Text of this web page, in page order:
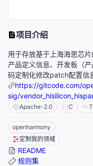
项目介绍
用于存放基于上海海思芯
产品定义信息、开发板（
码定制化修改patch配置信
https://gitcode.com/
sig/
Apache-2.0 C
openharmony
定制我的领域
README
规则集